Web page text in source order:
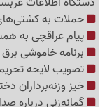
حملات به کشتی‌های
پیام عراقچی به
برنامه خاموشی برق
تصویب لایحه
خیز وزنه‌برداران
گمانه‌زنی درباره